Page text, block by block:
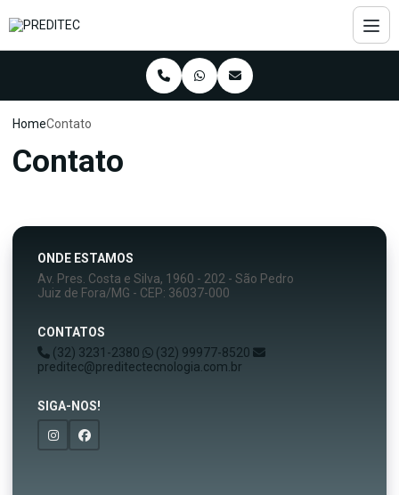
HomeContato
Contato
ONDE ESTAMOS
Av. Pres. Costa e Silva, 1960 - 202 - São Pedro
Juiz de Fora/MG - CEP: 36037-000
CONTATOS
(32) 3231-2380
(32) 99977-8520
preditec@preditectecnologia.com.br
SIGA-NOS!